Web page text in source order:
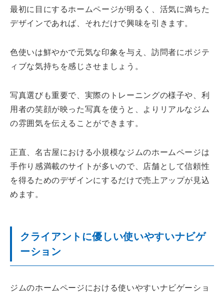
最初に目にするホームページが明るく、活気に満ちた
デザインであれば、それだけで興味を引きます。
色使いは鮮やかで元気な印象を与え、訪問者にポジテ
ィブな気持ちを感じさせましょう。
写真選びも重要で、実際のトレーニングの様子や、利
用者の笑顔が映った写真を使うと、よりリアルなジム
の雰囲気を伝えることができます。
正直、名古屋における小規模なジムのホームページは
手作り感満載のサイトが多いので、店舗として信頼性
を得るためのデザインにするだけで売上アップが見込
めます。
クライアントに優しい使いやすいナビゲ
ーション
ジムのホームページにおける使いやすいナビゲーショ